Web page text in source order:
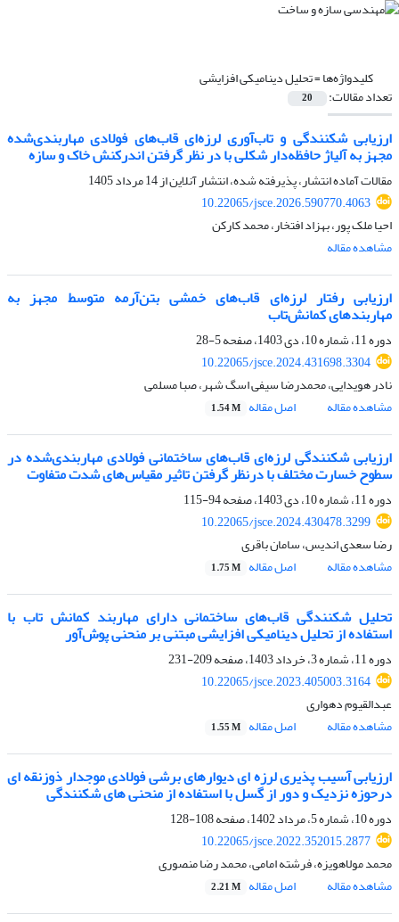
کلیدواژه‌ها =تحلیل دینامیکی افزایشی
تعداد مقالات: 20
ارزیابی شکنندگی و تاب‌آوری لرزه‌ای قاب‌های فولادی مهاربندی‌شده
مجهز به آلیاژ حافظه‌دار شکلی با در نظر گرفتن اندرکنش خاک و سازه
مقالات آماده انتشار، پذیرفته شده، انتشار آنلاین از14 مرداد 1405
10.22065/jsce.2026.590770.4063
احیا ملک پور، بهزاد افتخار، محمد کارکن
مشاهده مقاله
ارزیابی رفتار لرزه‌ای قاب‌های خمشی بتن‌آرمه متوسط مجهز به
مهاربندهای کمانش‌تاب
دوره 11، شماره 10، دی 1403، صفحه
5-28
10.22065/jsce.2024.431698.3304
نادر هویدایی، محمدرضا سیفی اسگ شهر، صبا مسلمی
مشاهده مقاله
اصل مقاله 1.54 M
ارزیابی شکنندگی لرزه‌ای قاب‌های ساختمانی فولادی مهاربندی‌شده در
سطوح خسارت مختلف با درنظر گرفتن تاثیر مقیاس‌های شدت متفاوت
دوره 11، شماره 10، دی 1403، صفحه
94-115
10.22065/jsce.2024.430478.3299
رضا سعدی اندیس، سامان باقری
مشاهده مقاله
اصل مقاله 1.75 M
تحلیل شکنندگی قاب‌های ساختمانی دارای مهاربند کمانش تاب با
استفاده از تحلیل دینامیکی افزایشی مبتنی بر منحنی پوش‌آور
دوره 11، شماره 3، خرداد 1403، صفحه
209-231
10.22065/jsce.2023.405003.3164
عبدالقیوم دهواری
مشاهده مقاله
اصل مقاله 1.55 M
ارزیابی آسیب پذیری لرزه ای دیوارهای برشی فولادی موجدار ذوزنقه ای
درحوزه نزدیک و دور از گسل با استفاده از منحنی های شکنندگی
دوره 10، شماره 5، مرداد 1402، صفحه
108-128
10.22065/jsce.2022.352015.2877
محمد مولاهویزه، فرشته امامی، محمد رضا منصوری
مشاهده مقاله
اصل مقاله 2.21 M